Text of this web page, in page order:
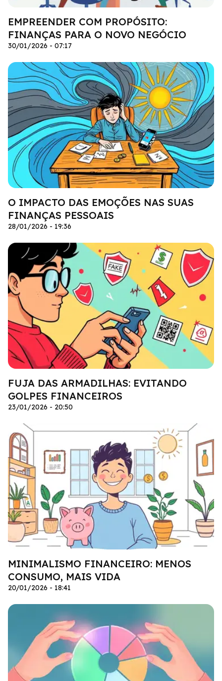
EMPREENDER COM PROPÓSITO:
FINANÇAS PARA O NOVO NEGÓCIO
30/01/2026 - 07:17
O IMPACTO DAS EMOÇÕES NAS SUAS
FINANÇAS PESSOAIS
28/01/2026 - 19:36
FUJA DAS ARMADILHAS: EVITANDO
GOLPES FINANCEIROS
23/01/2026 - 20:50
MINIMALISMO FINANCEIRO: MENOS
CONSUMO, MAIS VIDA
20/01/2026 - 18:41